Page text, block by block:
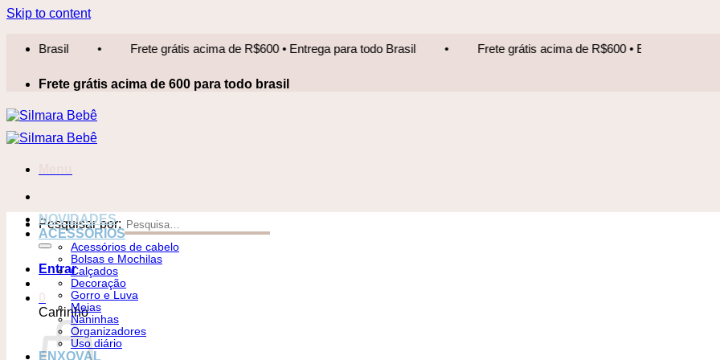
Skip to content
Frete grátis acima de R$600 • Entrega para todo Brasil • Frete grátis acima de R$600 • Entrega para todo Brasil
Frete grátis acima de 600 para todo brasil
Pesquisar por:
Entrar
Carrinho
NOVIDADES
ACESSÓRIOS
Acessórios de cabelo
Bolsas e Mochilas
Calçados
Decoração
Gorro e Luva
Meias
Naninhas
Organizadores
Uso diário
ENXOVAL